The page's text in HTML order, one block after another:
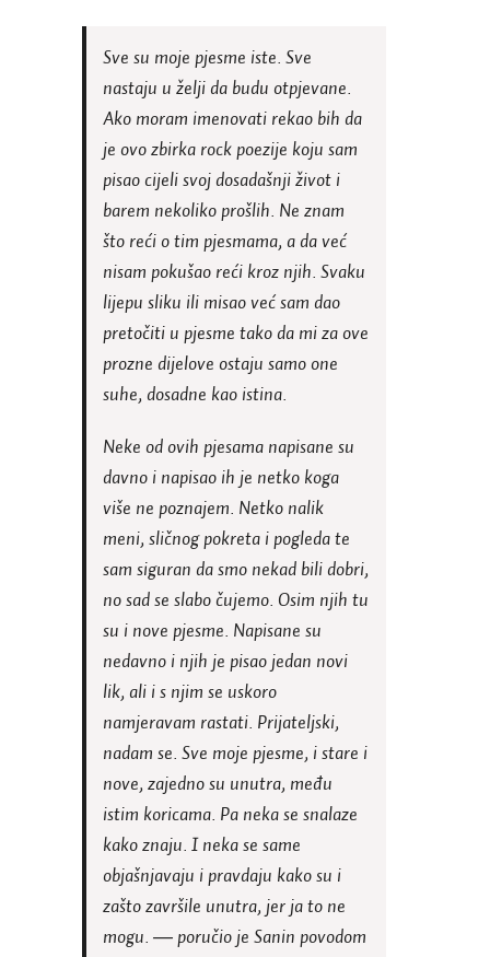
Sve su moje pjesme iste. Sve
nastaju u želji da budu otpjevane.
Ako moram imenovati rekao bih da
je ovo zbirka rock poezije koju sam
pisao cijeli svoj dosadašnji život i
barem nekoliko prošlih. Ne znam
što reći o tim pjesmama, a da već
nisam pokušao reći kroz njih. Svaku
lijepu sliku ili misao već sam dao
pretočiti u pjesme tako da mi za ove
prozne dijelove ostaju samo one
suhe, dosadne kao istina.
Neke od ovih pjesama napisane su
davno i napisao ih je netko koga
više ne poznajem. Netko nalik
meni, sličnog pokreta i pogleda te
sam siguran da smo nekad bili dobri,
no sad se slabo čujemo. Osim njih tu
su i nove pjesme. Napisane su
nedavno i njih je pisao jedan novi
lik, ali i s njim se uskoro
namjeravam rastati. Prijateljski,
nadam se. Sve moje pjesme, i stare i
nove, zajedno su unutra, među
istim koricama. Pa neka se snalaze
kako znaju. I neka se same
objašnjavaju i pravdaju kako su i
zašto završile unutra, jer ja to ne
mogu. ― poručio je Sanin povodom